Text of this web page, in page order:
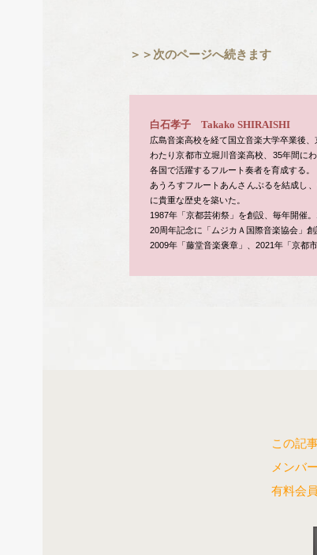
＞＞次のページへ続きます
白石孝子 Takako SHIRAISHI
広島音楽高校を経て国立音楽大学卒業後
わたり京都市立堀川音楽高校、35年間に
各国で活躍するフルート奏者を育成する。
あうろすフルートあんさんぶるを結成し
に貴重な歴史を築いた。
1987年「京都芸術祭」を創設、毎年開催
20周年記念に「ムジカＡ国際音楽協会」
2009年「藤堂音楽褒章」、2021年「京都
この記
メンバ
有料会